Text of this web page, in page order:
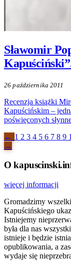
Sławomir
26 października 2011
Recenzja książki
Kapuścińskim –
poświęconych
← 1 2 3 4 5 6 7 8 9
→
O
więcej informacji
Gromadzimy
Kapuścińskiego
Istniejemy
była dla nas
istnieje i będzie
opublikowania, a
wydaje się